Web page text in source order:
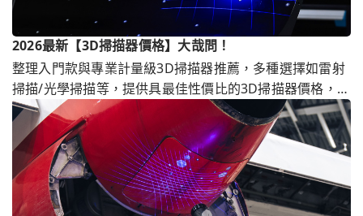
2026最新【3D掃描器價格】大哉問！
整理入門款與專業計量級3D掃描器推薦，多種選擇如雷射
掃描/光學掃描等，提供具最佳性價比的3D掃描器價格，另
有3D掃描代工服務，滿足客戶不同3D掃描價格需求。